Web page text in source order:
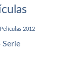
Películas 2012
Serie